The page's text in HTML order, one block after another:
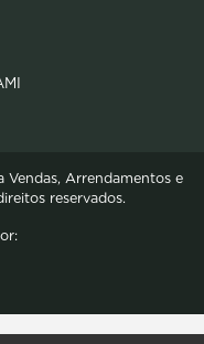
Arrendamentos e
reservados.